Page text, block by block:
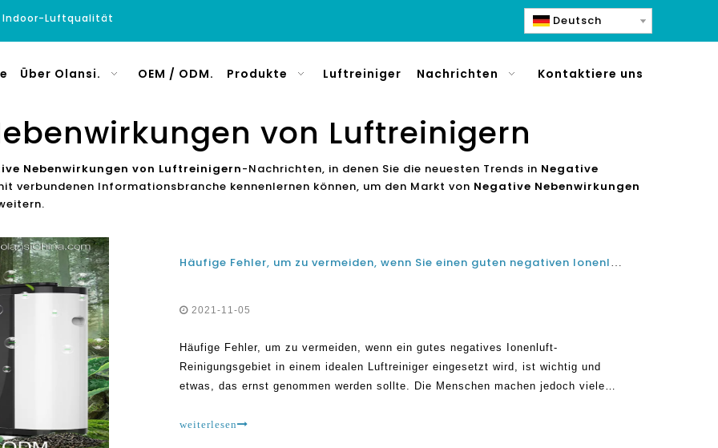
Indoor-Luftqualität Deutsch
Über Olansi. OEM / ODM. Produkte Luftreiniger Nachrichten Kontaktiere uns
von Luftreinigern
Nebenwirkungen von Luftreinigern-Nachrichten, in denen Sie die neuesten Trends in Negative
verbundenen Informationsbranche kennenlernen können, um den Markt von Negative Nebenwirkungen
Häufige Fehler, um zu vermeiden, wenn Sie einen guten negativen Ionenluftreiniger kaufen
2021-11-05
Häufige Fehler, um zu vermeiden, wenn ein gutes negatives Ionenluft-
Reinigungsgebiet in einem idealen Luftreiniger eingesetzt wird, ist wichtig und
etwas, das ernst genommen werden sollte. Die Menschen machen jedoch viele
Luftreiniger Hersteller machen CL
weiterlesen